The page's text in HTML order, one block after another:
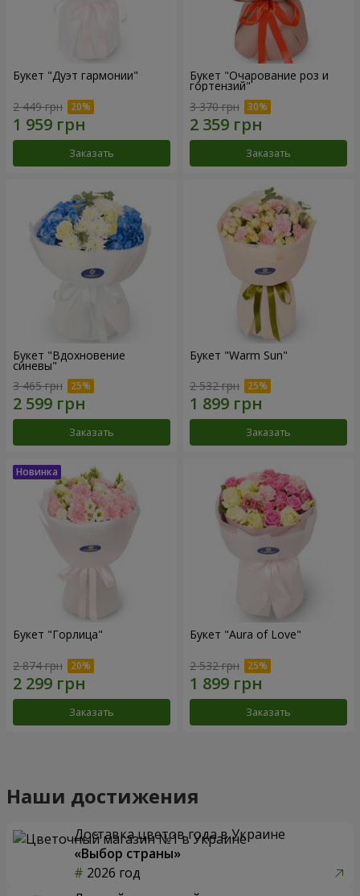
Букет "Дуэт гармонии"
2 449 грн
Заказать
Букет "Очарование роз и
гортензий"
3 370 грн
Заказать
Букет "Вдохновение
синевы"
3 465 грн
Заказать
Букет "Warm Sun"
2 532 грн
Заказать
Букет "Горлица"
2 874 грн
Заказать
Букет "Aura of Love"
2 532 грн
Заказать
Наши достижения
Доставка цветов года в Украине
«Выбор страны»
2026 год